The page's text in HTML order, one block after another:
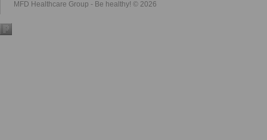
MFD Healthcare Group - Be healthy! © 2026